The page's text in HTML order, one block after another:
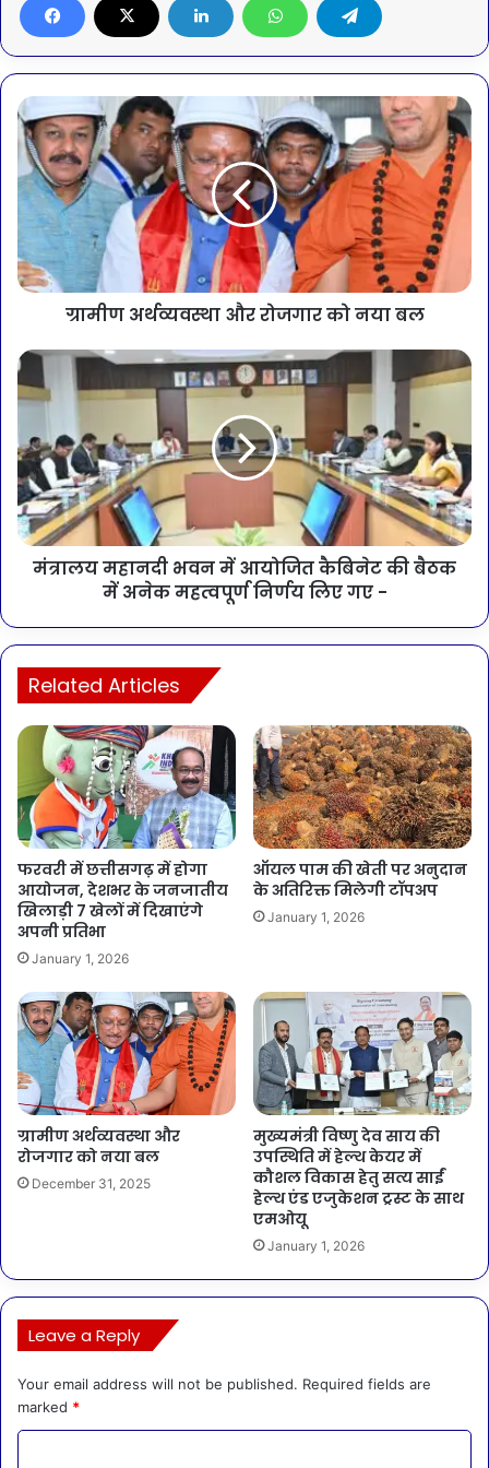
ग्रामीण अर्थव्यवस्था और रोजगार को नया बल
मंत्रालय महानदी भवन में आयोजित कैबिनेट की बैठक
में अनेक महत्वपूर्ण निर्णय लिए गए -
Related Articles
फरवरी में छत्तीसगढ़ में होगा
आयोजन, देशभर के जनजातीय
खिलाड़ी 7 खेलों में दिखाएंगे
अपनी प्रतिभा
January 1, 2026
ऑयल पाम की खेती पर अनुदान
के अतिरिक्त मिलेगी टॉपअप
January 1, 2026
ग्रामीण अर्थव्यवस्था और
रोजगार को नया बल
December 31, 2025
मुख्यमंत्री विष्णु देव साय की
उपस्थिति में हेल्थ केयर में
कौशल विकास हेतु सत्य साईं
हेल्थ एंड एजुकेशन ट्रस्ट के साथ
एमओयू
January 1, 2026
Leave a Reply
Your email address will not be published. Required fields are
marked *